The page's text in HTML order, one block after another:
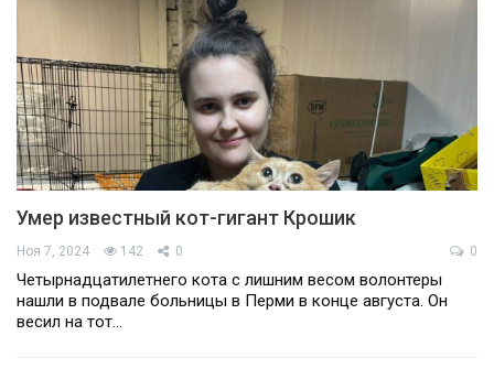
Умер известный кот-гигант Крошик
Ноя 7, 2024 142 0 0
Четырнадцатилетнего кота с лишним весом волонтеры
нашли в подвале больницы в Перми в конце августа. Он
весил на тот…